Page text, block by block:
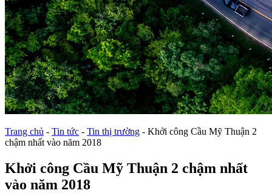
Trang chủ - Tin tức - Tin thị trường - Khởi công Cầu Mỹ Thuận 2
chậm nhất vào năm 2018
Khởi công Cầu Mỹ Thuận 2 chậm nhất
vào năm 2018